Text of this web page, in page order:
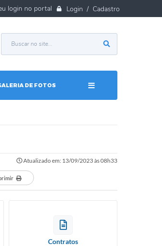
Login / Cadastro
DE FOTOS
Atualizado em: 13/09/2023 às 08h33
Contratos